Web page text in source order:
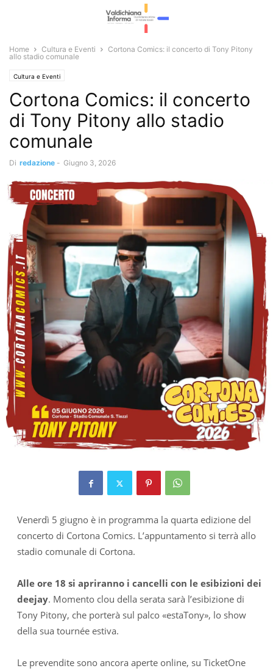
Home Cultura e Eventi
Cortona Comics: il concerto di Tony Pitony
allo stadio comunale
Cultura e Eventi
Cortona Comics: il concerto
di Tony Pitony allo stadio
comunale
Di redazione - Giugno 3, 2026
Venerdì 5 giugno è in programma la quarta edizione del
concerto di Cortona Comics. L’appuntamento si terrà allo
stadio comunale di Cortona.
Alle ore 18 si apriranno i cancelli con le esibizioni dei
deejay. Momento clou della serata sarà l’esibizione di
Tony Pitony, che porterà sul palco «estaTony», lo show
della sua tournée estiva.
Le prevendite sono ancora aperte online, su TicketOne